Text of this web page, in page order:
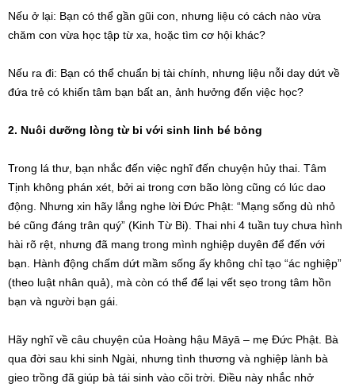
Nếu ở lại: Bạn có thể gần gũi con, nhưng liệu có cách nào vừa
chăm con vừa học tập từ xa, hoặc tìm cơ hội khác?
Nếu ra đi: Bạn có thể chuẩn bị tài chính, nhưng liệu nỗi day dứt về
đứa trẻ có khiến tâm bạn bất an, ảnh hưởng đến việc học?
2. Nuôi dưỡng lòng từ bi với sinh linh bé bỏng
Trong lá thư, bạn nhắc đến việc nghĩ đến chuyện hủy thai. Tâm
Tịnh không phán xét, bởi ai trong cơn bão lòng cũng có lúc dao
động. Nhưng xin hãy lắng nghe lời Đức Phật: “Mạng sống dù nhỏ
bé cũng đáng trân quý” (Kinh Từ Bi). Thai nhi 4 tuần tuy chưa hình
hài rõ rệt, nhưng đã mang trong mình nghiệp duyên để đến với
bạn. Hành động chấm dứt mầm sống ấy không chỉ tạo “ác nghiệp”
(theo luật nhân quả), mà còn có thể để lại vết sẹo trong tâm hồn
bạn và người bạn gái.
Hãy nghĩ về câu chuyện của Hoàng hậu Māyā – mẹ Đức Phật. Bà
qua đời sau khi sinh Ngài, nhưng tình thương và nghiệp lành bà
gieo trồng đã giúp bà tái sinh vào cõi trời. Điều này nhắc nhở